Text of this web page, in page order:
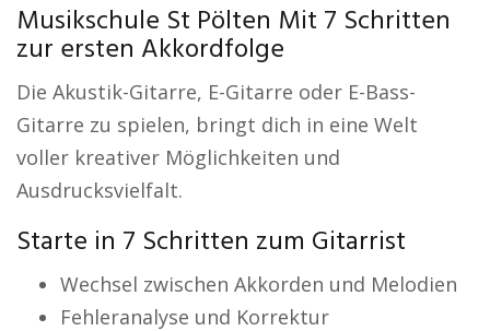
Musikschule St Pölten Mit 7 Schritten
zur ersten Akkordfolge
Die Akustik-Gitarre, E-Gitarre oder E-Bass-
Gitarre zu spielen, bringt dich in eine Welt
voller kreativer Möglichkeiten und
Ausdrucksvielfalt.
Starte in 7 Schritten zum Gitarrist
Wechsel zwischen Akkorden und Melodien
Fehleranalyse und Korrektur